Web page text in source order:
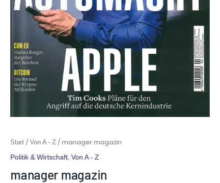
Start /Von A - Z / manager magazin
Politik & Wirtschaft,Von A - Z
manager magazin
Ursprünglicher
Preis
war:
11,00 €
manager
Menge